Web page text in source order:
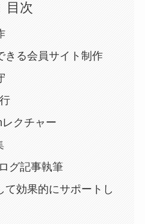
目次
きる会員サイト制作
クチャー
グ記事執筆
て効果的にサポートし